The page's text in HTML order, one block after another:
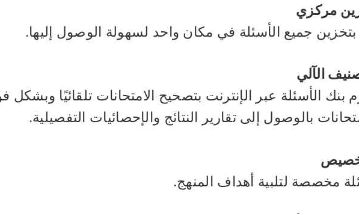
مركزي
جميع الأسئلة في مكان واحد لسهولة الوصول إليها.
الآلي
بنك الأسئلة عبر الإنترنت بتصحيح الامتحانات تلقائيًا
بالوصول إلى تقارير النتائج والإحصائيات التفصيلية.
مخصصة لتلبية أهداف المنهج.